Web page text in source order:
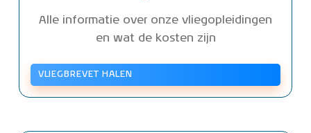
Alle informatie over onze vliegopleidingen
en wat de kosten zijn
VLIEGBREVET HALEN